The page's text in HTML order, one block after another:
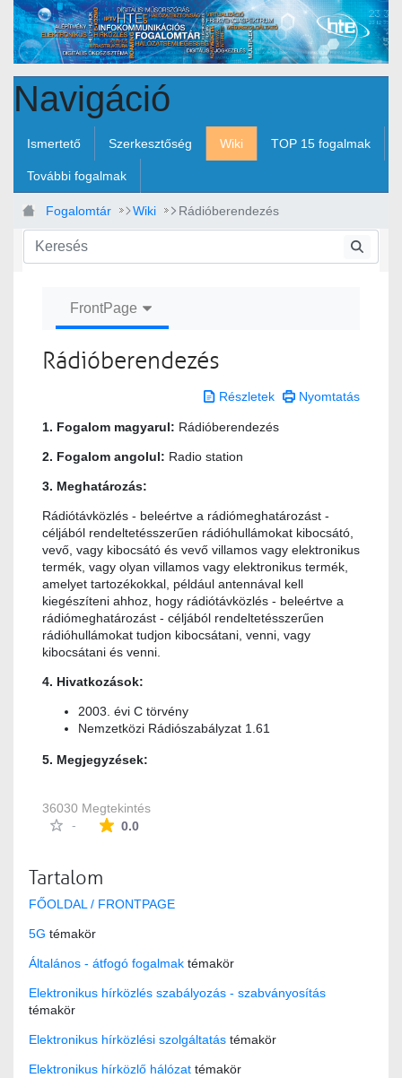
Ugrás a fő tartalomhoz
Navigáció
Ismertető Szerkesztőség Wiki TOP 15 fogalmak
További fogalmak
Fogalomtár Wiki Rádióberendezés
FrontPage
Rádióberendezés
Részletek Nyomtatás
1. Fogalom magyarul: Rádióberendezés
2. Fogalom angolul: Radio station
3. Meghatározás:
Rádiótávközlés - beleértve a rádiómeghatározást -
céljából rendeltetésszerűen rádióhullámokat kibocsátó,
vevő, vagy kibocsátó és vevő villamos vagy elektronikus
termék, vagy olyan villamos vagy elektronikus termék,
amelyet tartozékokkal, például antennával kell
kiegészíteni ahhoz, hogy rádiótávközlés - beleértve a
rádiómeghatározást - céljából rendeltetésszerűen
rádióhullámokat tudjon kibocsátani, venni, vagy
kibocsátani és venni.
4. Hivatkozások:
2003. évi C törvény
Nemzetközi Rádiószabályzat 1.61
5. Megjegyzések:
36030 Megtekintés
-
0.0Az átlagos minősítés 0 csillag a lehetséges 5-
Tartalom
FŐOLDAL / FRONTPAGE
5G témakör
Általános - átfogó fogalmak témakör
Elektronikus hírközlés szabályozás - szabványosítás
témakör
Elektronikus hírközlési szolgáltatás témakör
Elektronikus hírközlő hálózat témakör